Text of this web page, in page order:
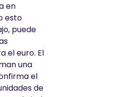
en
esto
puede
el euro. El
una
el
de